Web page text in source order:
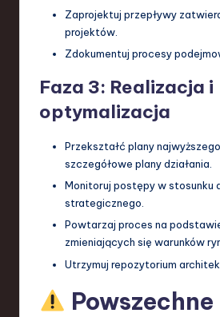
Zaprojektuj przepływy
projektów.
Zdokumentuj procesy
Faza 3: Realizacja i
optymalizacja
Przekształć plany
szczegółowe plany działania.
Monitoruj postępy w stosunku
strategicznego.
Powtarzaj proces na
zmieniających się warunków
Utrzymuj repozytorium
Powszechne